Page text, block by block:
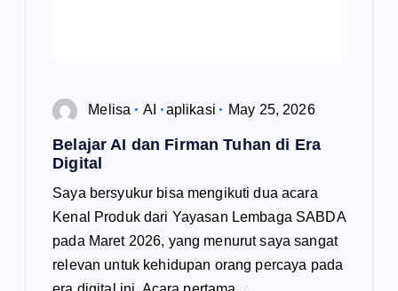
Melisa AI aplikasi May 25, 2026
Belajar AI dan Firman Tuhan di Era
Digital
Saya bersyukur bisa mengikuti dua acara
Kenal Produk dari Yayasan Lembaga SABDA
pada Maret 2026, yang menurut saya sangat
relevan untuk kehidupan orang percaya pada